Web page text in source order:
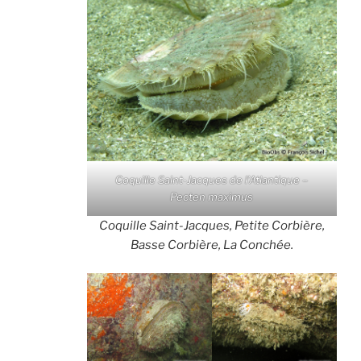
Coquille Saint-Jacques de l’Atlantique –
Pecten maximus
Coquille Saint-Jacques, Petite Corbière,
Basse Corbière, La Conchée.